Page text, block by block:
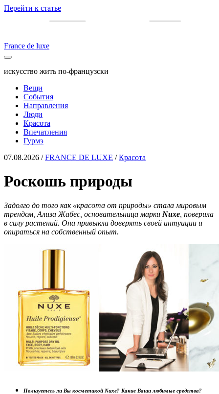
Перейти к статье
France de luxe
искусство жить по-французски
Вещи
События
Направления
Люди
Красота
Впечатления
Гурмэ
07.08.2026 /FRANCE DE LUXE /Красота
Роскошь природы
Задолго до того как «красота от природы» стала мировым
трендом, Ализа Жабес, основательница марки Nuxe , поверила
в силу растений. Она привыкла доверять своей интуиции и
опираться на собственный опыт.
Пользуетесь ли Вы косметикой Nuxe? Какие Ваши любимые средства?